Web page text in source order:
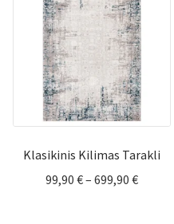
459,90 €
Klasikinis Kilimas Tarakli
99,90 €– 699,90 €Price